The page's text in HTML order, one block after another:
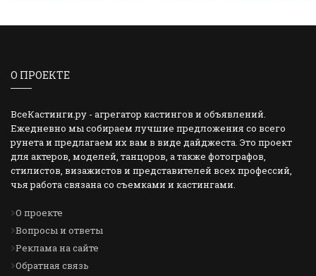
О ПРОЕКТЕ
ВсеКастинги.ру - агрегатор кастингов и объявлений.
Ежедневно мы собираем лучшие предложения со всего
рунета и предлагаем их вам в виде дайджеста. Это проект
для актеров, моделей, танцоров, а также фотографов,
стилистов, визажистов и представителей всех профессий,
чья работа связана со съемками и кастингами.
О проекте
Вопросы и ответы
Реклама на сайте
Обратная связь